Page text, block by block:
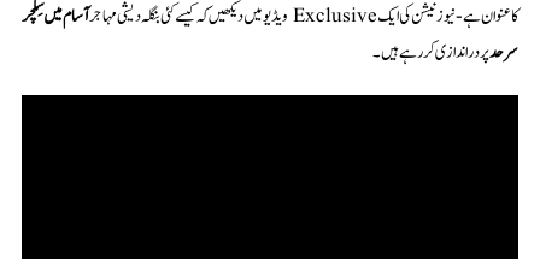
کا عنوان ہے- نیوز نیشن کی ایک Exclusive ویڈیو میں دیکھیں کہ کیسے کئی بنگلہ دیشی مہاجر
آسام میں سِلچر
سرحدپر دراندازی کر رہے ہیں۔